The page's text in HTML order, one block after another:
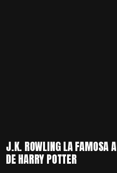
J.K. ROWLING LA FAMOSA
DE HARRY POTTER